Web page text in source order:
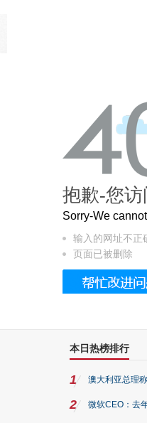
这个3.2米的长卷，还原了600岁的
抱歉-您访
Sorry-We
输入的网址不正
页面已被删除
本日热榜排行
1 澳大利亚总理
2 微软CEO：去